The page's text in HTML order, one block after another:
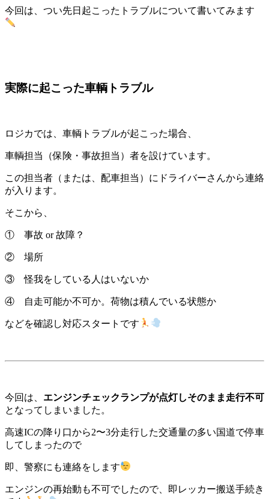
今回は、つい先日起こったトラブルについて書いてみます
実際に起こった車輌トラブル
ロジカでは、車輌トラブルが起こった場合、
車輌担当（保険・事故担当）者を設けています。
この担当者（または、配車担当）にドライバーさんから連絡
が入ります。
そこから、
① 事故 or 故障？
② 場所
③ 怪我をしている人はいないか
④ 自走可能か不可か。荷物は積んでいる状態か
などを確認し対応スタートです
今回は、 エンジンチェックランプが点灯しそのまま走行不可
となってしまいました。
高速ICの降り口から2〜3分走行した交通量の多い国道で停車
してしまったので
即、警察にも連絡をします
エンジンの再始動も不可でしたので、即レッカー搬送手続き